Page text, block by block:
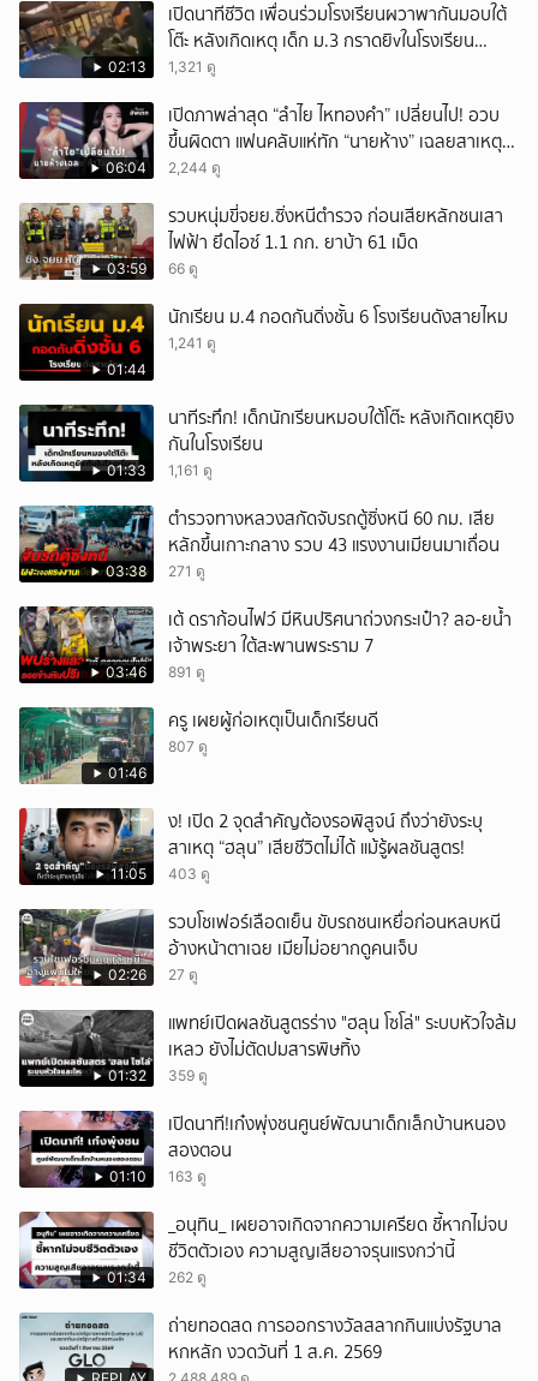
02:13
เปิดนาทีชีวิต เพื่อนร่วมโรงเรียนผวาพากันมอบใต้
โต๊ะ หลังเกิดเหตุ เด็ก ม.3 กราดยิvในโรงเรียน
เทพศิรินทร์นนท์ แบบไม่เลือกหน้า เสียงปืนดังสนั่น
1,321 ดู
06:04
เปิดภาพล่าสุด “ลำไย ไหทองคำ” เปลี่ยนไป! อวบ
ขึ้นผิดตา แฟนคลับแห่ทัก “นายห้าง” เฉลยสาเหตุ
ชัด!
2,244 ดู
03:59
รวบหนุ่มขี่จยย.ซิ่งหนีตำรวจ ก่อนเสียหลักชนเสา
ไฟฟ้า ยึดไอซ์ 1.1 กก. ยาบ้า 61 เม็ด
66 ดู
01:44
นักเรียน ม.4 กอดกันดิ่งชั้น 6 โรงเรียนดังสายไหม
1,241 ดู
01:33
นาทีระทึก! เด็กนักเรียนหมอบใต้โต๊ะ หลังเกิดเหตุยิง
กันในโรงเรียน
1,161 ดู
03:38
ตำรวจทางหลวงสกัดจับรถตู้ซิ่งหนี 60 กม. เสีย
หลักขึ้นเกาะกลาง รวบ 43 แรงงานเมียนมาเถื่อน
271 ดู
03:46
เต้ ดราก้อนไฟว์ มีหินปริศนาถ่วงกระเป๋า? ลอ-ยน้ำ
เจ้าพระยา ใต้สะพานพระราม 7
891 ดู
01:46
ครู เผยผู้ก่อเหตุเป็นเด็กเรียนดี
807 ดู
11:05
ึ้ง! เปิด 2 จุดสำคัญต้องรอพิสูจน์ ถึงว่ายังระบุ
สาเหตุ “ฮลุน” เสียชีวิตไม่ได้ แม้รู้ผลชันสูตร!
403 ดู
02:26
รวบโชเฟอร์เลือดเย็น ขับรถชนเหยื่อก่อนหลบหนี
อ้างหน้าตาเฉย เมียไม่อยากดูคนเจ็บ
27 ดู
01:32
แพทย์เปิดผลชันสูตรร่าง "ฮลุน โซโล่" ระบบหัวใจล้ม
เหลว ยังไม่ตัดปมสารพิษทิ้ง
359 ดู
01:10
เปิดนาที!เก๋งพุ่งชนศูนย์พัฒนาเด็กเล็กบ้านหนอง
สองตอน
163 ดู
01:34
_อนุทิน_ เผยอาจเกิดจากความเครียด ชี้หากไม่จบ
ชีวิตตัวเอง ความสูญเสียอาจรุนแรงกว่านี้
262 ดู
ถ่ายทอดสด การออกรางวัลสลากกินแบ่งรัฐบาล
หกหลัก งวดวันที่ 1 ส.ค. 2569